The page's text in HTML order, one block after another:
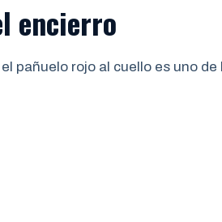
encierro
pañuelo rojo al cuello es uno de